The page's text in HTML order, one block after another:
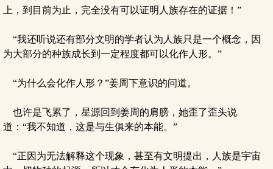
上，到目前为止，完全没有可以证明人族存在的证据！”
“我还听说还有部分文明的学者认为人族只是一个概念，因
为大部分的种族成长到一定程度都可以化作人形。”
“为什么会化作人形？”姜周下意识的问道。
也许是飞累了，星源回到姜周的肩膀，她歪了歪头说
道：“我不知道，这是与生俱来的本能。”
“正因为无法解释这个现象，甚至有文明提出，人族是宇宙